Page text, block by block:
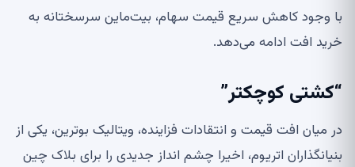
با وجود کاهش سریع قیمت سهام، بیت‌ماین سرسختانه به
خرید افت ادامه می‌دهد.
“کشتی کوچکتر”
در میان افت قیمت و انتقادات فزاینده، ویتالیک بوترین، یکی از
بنیانگذاران اتریوم، اخیرا چشم انداز جدیدی را برای بلاک چین